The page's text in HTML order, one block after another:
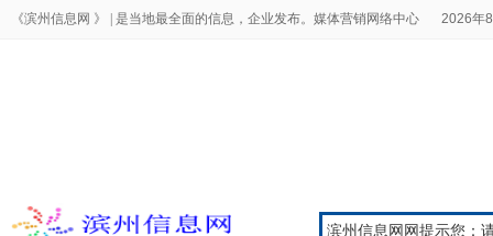
《滨州信息网 》 | 是当地最全面的信息，企业发布。媒体营销网络中心 2026年